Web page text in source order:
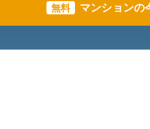
無料 マンションの